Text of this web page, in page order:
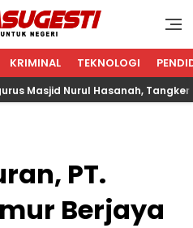
√ EDUKASI
Negeri
KRIMINAL TEKNOLOGI
Nurul Hasanah, Tangkerang
PT.
Berjaya